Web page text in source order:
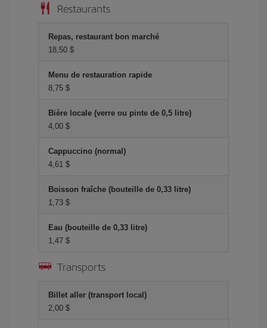
Restaurants
Repas, restaurant bon marché
18,50 $
Menu de restauration rapide
8,75 $
Bière locale (verre ou pinte de 0,5 litre)
4,00 $
Cappuccino (normal)
4,61 $
Boisson fraîche (bouteille de 0,33 litre)
1,73 $
Eau (bouteille de 0,33 litre)
1,47 $
Transports
Billet aller (transport local)
2,00 $